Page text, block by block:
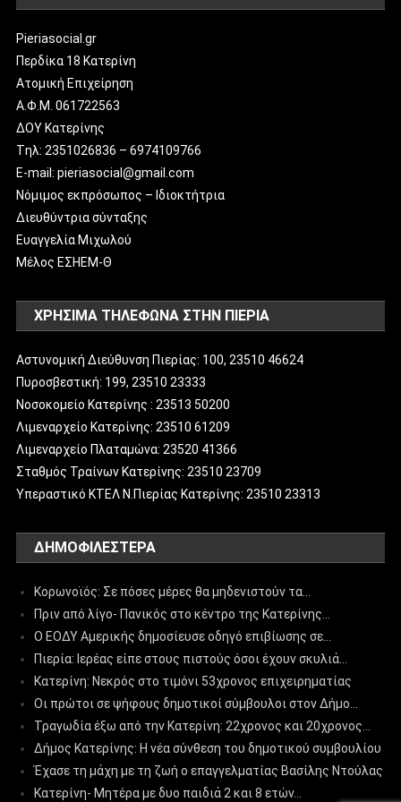
Pieriasocial.gr
Περδίκα 18 Κατερίνη
Ατομική Επιχείρηση
Α.Φ.Μ. 061722563
ΔΟΥ Κατερίνης
Tηλ: 2351026836 – 6974109766
E-mail: pieriasocial@gmail.com
Νόμιμος εκπρόσωπος – Ιδιοκτήτρια
Διευθύντρια σύνταξης
Ευαγγελία Μιχωλού
Μέλος ΕΣΗΕΜ-Θ
ΧΡΗΣΙΜΑ ΤΗΛΕΦΩΝΑ ΣΤΗΝ ΠΙΕΡΙΑ
Αστυνομική Διεύθυνση Πιερίας: 100, 23510 46624
Πυροσβεστική: 199, 23510 23333
Νοσοκομείο Κατερίνης : 23513 50200
Λιμεναρχείο Κατερίνης: 23510 61209
Λιμεναρχείο Πλαταμώνα: 23520 41366
Σταθμός Τραίνων Κατερίνης: 23510 23709
Υπεραστικό ΚΤΕΛ Ν.Πιερίας Κατερίνης: 23510 23313
ΔΗΜΟΦΙΛΈΣΤΕΡΑ
Κορωνοϊός: Σε πόσες μέρες θα μηδενιστούν τα…
Πριν από λίγο- Πανικός στο κέντρο της Κατερίνης…
Ο ΕΟΔΥ Αμερικής δημοσίευσε οδηγό επιβίωσης σε…
Πιερία: Ιερέας είπε στους πιστούς όσοι έχουν σκυλιά…
Κατερίνη: Νεκρός στο τιμόνι 53χρονος επιχειρηματίας
Οι πρώτοι σε ψήφους δημοτικοί σύμβουλοι στον Δήμο…
Τραγωδία έξω από την Κατερίνη: 22χρονος και 20χρονος…
Δήμος Κατερίνης: Η νέα σύνθεση του δημοτικού συμβουλίου
Έχασε τη μάχη με τη ζωή ο επαγγελματίας Βασίλης Ντούλας
Κατερίνη- Μητέρα με δυο παιδιά 2 και 8 ετών…